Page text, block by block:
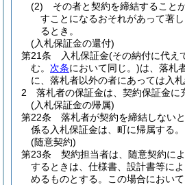
(2)
その者と契約を締結すること
すことになるおそれがあって著
るとき。
(入札保証金の還付)
第21条
入札保証金(その納付に代え
む。 次条において同じ。)は、落札
に、落札者以外の者にあっては入札
2
落札者の保証金は、契約保証金に
(入札保証金の帰属)
第22条
落札者が契約を締結しない
係る入札保証金は、町に帰属する。
(随意契約)
第23条
契約担当者は、随意契約に
するときは、仕様書、設計書等に
めるものとする。
この場合において